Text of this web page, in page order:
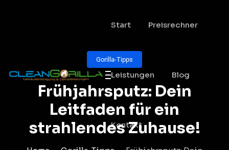
Start Preisrechner
Leistungen Blog
Kontakt
Gorilla-Tipps
Frühjahrsputz: Dein
Leitfaden für ein
strahlendes Zuhause!